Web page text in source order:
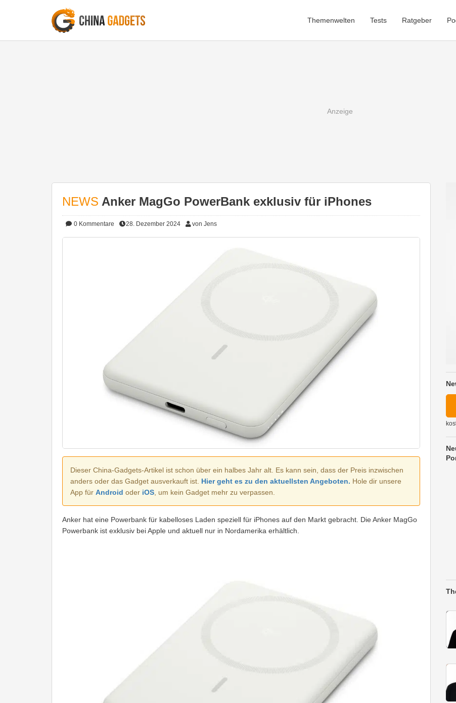
Themenwelten Tests Ratgeber
NEWS Anker MagGo PowerBank exklusiv für iPhones
0 Kommentare 28. Dezember 2024 von Jens
Dieser China-Gadgets-Artikel ist schon über ein halbes Jahr alt. Es kann sein, dass der Preis inzwischen
anders oder das Gadget ausverkauft ist. Hier geht es zu den aktuellsten Angeboten. Hole dir unsere
App für Android oder iOS , um kein Gadget mehr zu verpassen.
Anker hat eine Powerbank für kabelloses Laden speziell für iPhones auf den Markt gebracht. Die Anker MagGo
Powerbank ist exklusiv bei Apple und aktuell nur in Nordamerika erhältlich.